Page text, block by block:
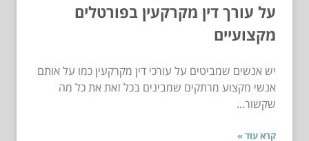
על עורך דין מקרקעין בפורטלים
מקצועיים
יש אנשים שמביטים על עורכי דין מקרקעין כמו על אותם
אנשי מקצוע מרתקים שמבינים בכל זאת את כל מה
שקשור...
קרא עוד »